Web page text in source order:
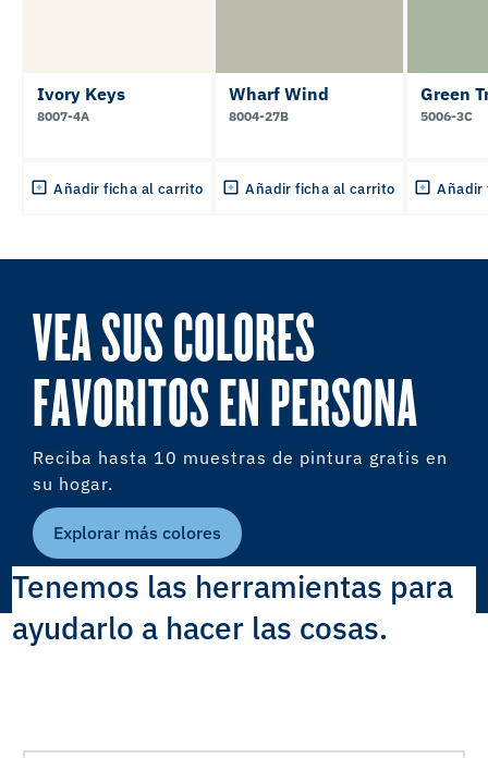
Ivory Keys
8007-4A
Añadir ficha al carrito
Wharf Wind
8004-27B
Añadir ficha al carrito
Green
5006-3C
Añadir
VEA SUS COLORES
FAVORITOS EN PERSONA
Reciba hasta 10 muestras de pintura gratis en
su hogar.
Explorar más colores
Tenemos las herramientas para
ayudarlo a hacer las cosas.